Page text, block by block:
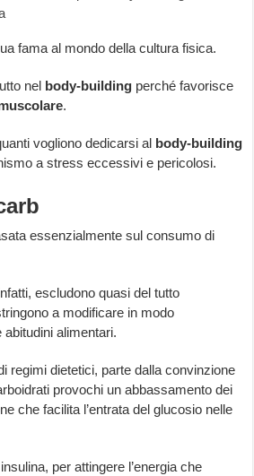
fama al mondo della cultura fisica.
nel body-building perché favorisce
.
vogliono dedicarsi al body-building
a stress eccessivi e pericolosi.
essenzialmente sul consumo di
escludono quasi del tutto
a modificare in modo
alimentari.
regimi dietetici, parte dalla convinzione
provochi un abbassamento dei
che facilita l’entrata del glucosio nelle
per attingere l’energia che